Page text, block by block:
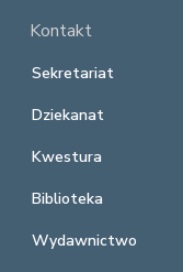
Kontakt
Sekretariat
Dziekanat
Kwestura
Biblioteka
Wydawnictwo